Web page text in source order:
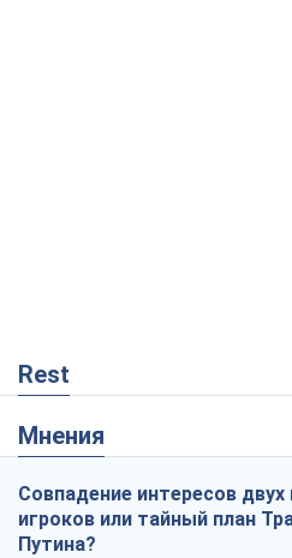
Rest
Мнения
Совпадение интересов
игроков или тайный план
Путина?